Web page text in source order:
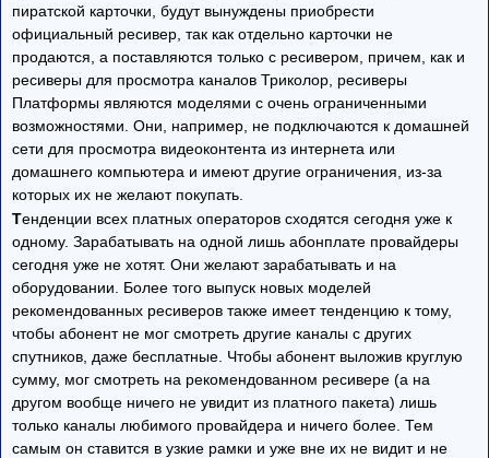
пиратской карточки, будут вынуждены приобрести
официальный ресивер, так как отдельно карточки не
продаются, а поставляются только с ресивером, причем, как и
ресиверы для просмотра каналов Триколор, ресиверы
Платформы являются моделями с очень ограниченными
возможностями. Они, например, не подключаются к домашней
сети для просмотра видеоконтента из интернета или
домашнего компьютера и имеют другие ограничения, из-за
которых их не желают покупать.
Тенденции всех платных операторов сходятся сегодня уже к
одному. Зарабатывать на одной лишь абонплате провайдеры
сегодня уже не хотят. Они желают зарабатывать и на
оборудовании. Более того выпуск новых моделей
рекомендованных ресиверов также имеет тенденцию к тому,
чтобы абонент не мог смотреть другие каналы с других
спутников, даже бесплатные. Чтобы абонент выложив круглую
сумму, мог смотреть на рекомендованном ресивере (а на
другом вообще ничего не увидит из платного пакета) лишь
только каналы любимого провайдера и ничего более. Тем
самым он ставится в узкие рамки и уже вне их не видит и не